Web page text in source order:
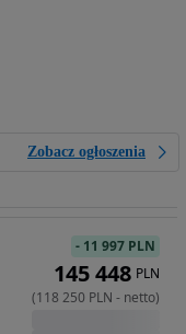
Zobacz ogłoszenia
- 11 997 PLN
145 448 PLN
(118 250 PLN - netto)